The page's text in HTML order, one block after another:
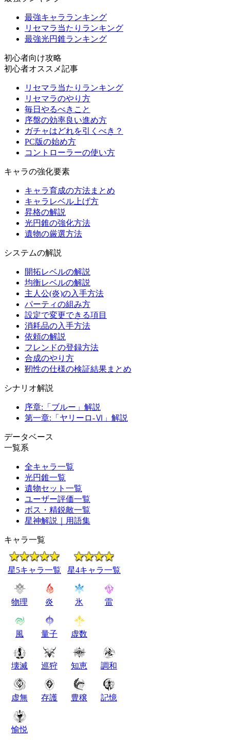
最強キャラランキング
リセマラ当たりランキング
最強光円錐ランキング
初心者向け攻略
初心者オススメ記事
リセマラ当たりランキング
リセマラのやり方
毎日やるべきこと
序盤の効率良い進め方
ガチャはどれを引くべき？
PC版の始め方
コントローラーの使い方
キャラの強化要素
キャラ育成の方法まとめ
キャラレベル上げ方
昇格の解説
光円錐の強化方法
遺物の厳選方法
システムの解説
開拓レベルの解説
均衡レベルの解説
主人公(炎)の入手方法
パーティの組み方
設定で変更できる項目
消耗品の入手方法
依頼の解説
フレンドの登録方法
合成のやり方
靭性の仕様の検証結果まとめ
シナリオ解説
序章:「ブルー」解説
第一章:「ヤリーロ-Ⅵ」解説
データベース
一覧系
全キャラ一覧
光円錐一覧
遺物セット一覧
ユーザー評価一覧
ボス・精鋭敵一覧
星神解説｜用語集
キャラ一覧
星5キャラ一覧 星4キャラ一覧
物理 炎 氷 雷
風 量子 虚数
壊滅 巡狩 知恵 調和
虚無 存護 豊穣 記憶
愉悦